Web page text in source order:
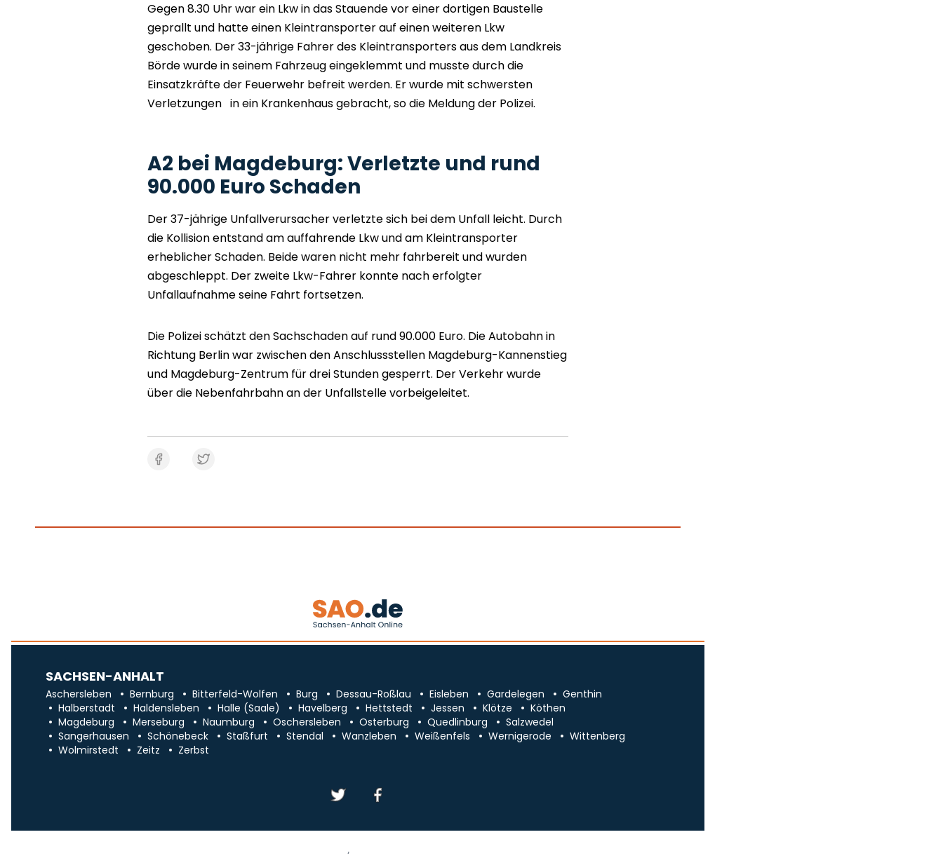
Gegen 8.30 Uhr war ein Lkw in das Stauende vor einer dortigen Baustelle
geprallt und hatte einen Kleintransporter auf einen weiteren Lkw
geschoben. Der 33-jährige Fahrer des Kleintransporters aus dem Landkreis
Börde wurde in seinem Fahrzeug eingeklemmt und musste durch die
Einsatzkräfte der Feuerwehr befreit werden. Er wurde mit schwersten
Verletzungen in ein Krankenhaus gebracht, so die Meldung der Polizei.
A2 bei Magdeburg: Verletzte und rund
90.000 Euro Schaden
Der 37-jährige Unfallverursacher verletzte sich bei dem Unfall leicht. Durch
die Kollision entstand am auffahrende Lkw und am Kleintransporter
erheblicher Schaden. Beide waren nicht mehr fahrbereit und wurden
abgeschleppt. Der zweite Lkw-Fahrer konnte nach erfolgter
Unfallaufnahme seine Fahrt fortsetzen.
Die Polizei schätzt den Sachschaden auf rund 90.000 Euro. Die Autobahn in
Richtung Berlin war zwischen den Anschlussstellen Magdeburg-Kannenstieg
und Magdeburg-Zentrum für drei Stunden gesperrt. Der Verkehr wurde
über die Nebenfahrbahn an der Unfallstelle vorbeigeleitet.
SACHSEN-ANHALT
Aschersleben Bernburg Bitterfeld-Wolfen Burg Dessau-Roßlau Eisleben Gardelegen
Genthin
Halberstadt
Haldensleben Halle (Saale) Havelberg Hettstedt Jessen Klötze
Köthen
Magdeburg
Merseburg Naumburg Oschersleben Osterburg Quedlinburg
Salzwedel
Sangerhausen
Schönebeck Staßfurt Stendal Wanzleben Weißenfels Wernigerode
Wittenberg
Wolmirstedt
Zeitz Zerbst
Impressum/Kontakt